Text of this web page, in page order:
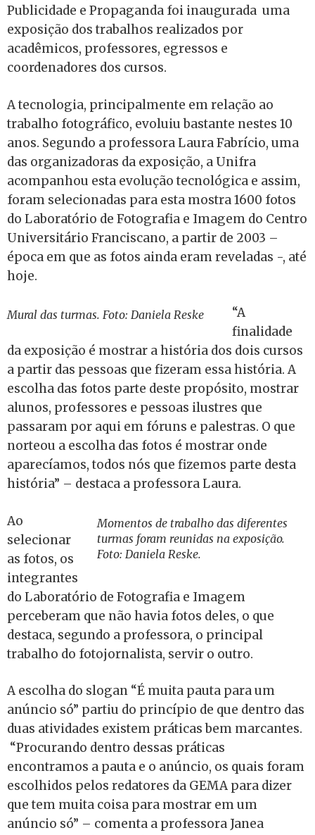
Publicidade e Propaganda foi inaugurada uma
exposição dos trabalhos realizados por
acadêmicos, professores, egressos e
coordenadores dos cursos.
A tecnologia, principalmente em relação ao
trabalho fotográfico, evoluiu bastante nestes 10
anos. Segundo a professora Laura Fabrício, uma
das organizadoras da exposição, a Unifra
acompanhou esta evolução tecnológica e assim,
foram selecionadas para esta mostra 1600 fotos
do Laboratório de Fotografia e Imagem do Centro
Universitário Franciscano, a partir de 2003 –
época em que as fotos ainda eram reveladas -, até
hoje.
Mural das turmas. Foto: Daniela Reske
“A
finalidade
da exposição é mostrar a história dos dois cursos
a partir das pessoas que fizeram essa história. A
escolha das fotos parte deste propósito, mostrar
alunos, professores e pessoas ilustres que
passaram por aqui em fóruns e palestras. O que
norteou a escolha das fotos é mostrar onde
aparecíamos, todos nós que fizemos parte desta
história” – destaca a professora Laura.
Momentos de trabalho das diferentes
turmas foram reunidas na exposição.
Foto: Daniela Reske.
Ao
selecionar
as fotos, os
integrantes
do Laboratório de Fotografia e Imagem
perceberam que não havia fotos deles, o que
destaca, segundo a professora, o principal
trabalho do fotojornalista, servir o outro.
A escolha do slogan “É muita pauta para um
anúncio só” partiu do princípio de que dentro das
duas atividades existem práticas bem marcantes.
“Procurando dentro dessas práticas
encontramos a pauta e o anúncio, os quais foram
escolhidos pelos redatores da GEMA para dizer
que tem muita coisa para mostrar em um
anúncio só” – comenta a professora Janea